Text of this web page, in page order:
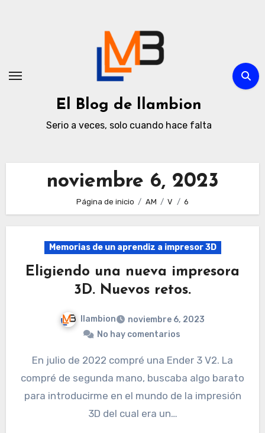
El Blog de llambion
Serio a veces, solo cuando hace falta
noviembre 6, 2023
Página de inicio AM V 6
Memorias de un aprendiz a impresor 3D
Eligiendo una nueva impresora
3D. Nuevos retos.
llambion
noviembre 6, 2023
No hay comentarios
En julio de 2022 compré una Ender 3 V2. La
compré de segunda mano, buscaba algo barato
para introducirme en el mundo de la impresión
3D del cual era un…